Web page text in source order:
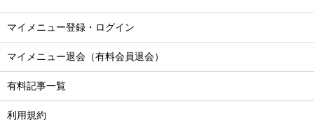
マイメニュー登録・ログイン
マイメニュー退会（有料会員退会）
有料記事一覧
利用規約